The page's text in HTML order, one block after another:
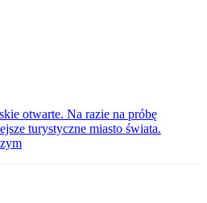
otwarte. Na razie na próbę
turystyczne miasto świata.